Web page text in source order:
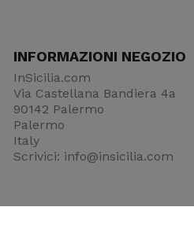
INFORMAZIONI NEGOZIO
InSicilia.com
Via Castellana Bandiera 4a
90142 Palermo
Palermo
Italy
Scrivici: info@insicilia.com